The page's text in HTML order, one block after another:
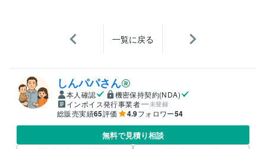
一覧に戻る
しんパパさん
本人確認
機密保持契約(NDA)
インボイス発行事業者
未登録
総販売実績65評価 4.9フォロワー54
無料で見積り相談